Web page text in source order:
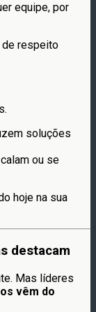
equipe, por
de respeito
soluções
ou se
hoje na sua
destacam
Mas líderes
vêm do